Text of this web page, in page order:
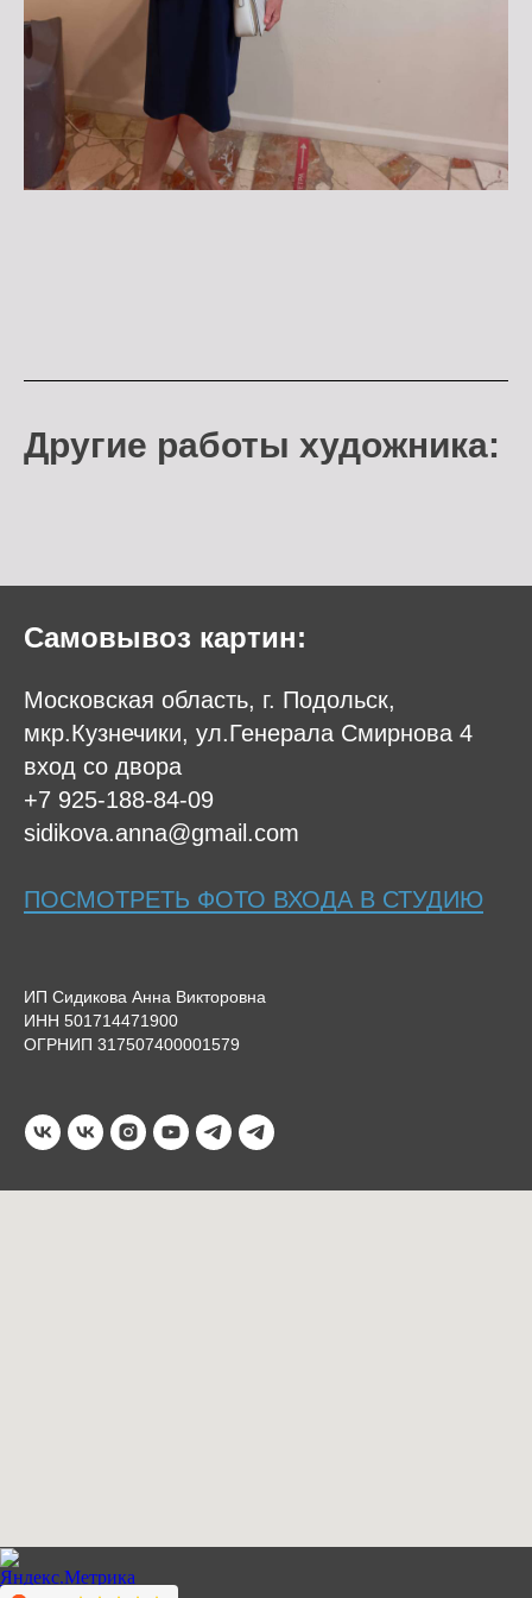
Другие работы художника:
Самовывоз картин:
Московская область, г. Подольск,
мкр.Кузнечики, ул.Генерала Смирнова 4
вход со двора
+7 925-188-84-09
sidikova.anna@gmail.com
ПОСМОТРЕТЬ ФОТО ВХОДА В СТУДИЮ
ИП Сидикова Анна Викторовна
ИНН 501714471900
ОГРНИП 317507400001579